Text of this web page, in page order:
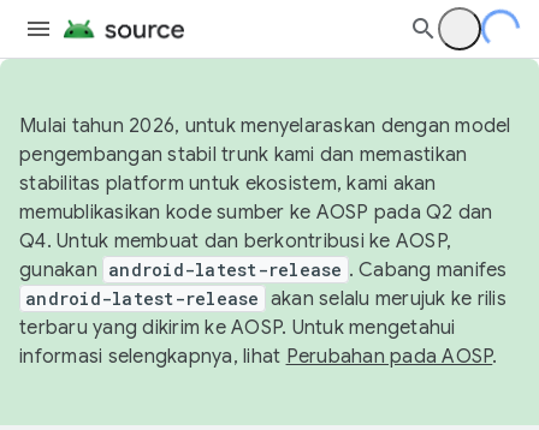
Mulai tahun 2026, untuk menyelaraskan dengan model
pengembangan stabil trunk kami dan memastikan
stabilitas platform untuk ekosistem, kami akan
memublikasikan kode sumber ke AOSP pada Q2 dan
Q4. Untuk membuat dan berkontribusi ke AOSP,
gunakan android-latest-release . Cabang manifes
android-latest-release akan selalu merujuk ke rilis
terbaru yang dikirim ke AOSP. Untuk mengetahui
informasi selengkapnya, lihat Perubahan pada AOSP.